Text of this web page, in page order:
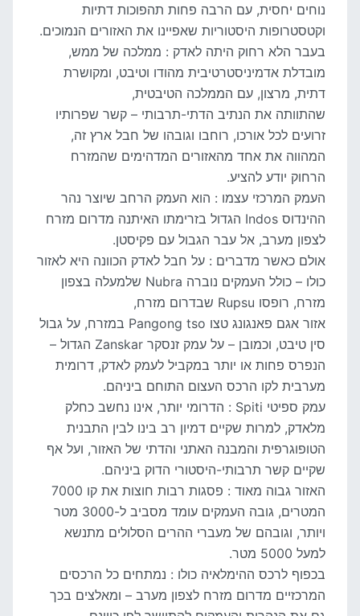
נוחים יחסית, עם הרבה פחות תהפוכות דתיות
וקטסטרופות היסטוריות שאפיינו את האזורים הנמוכים.
בעבר הלא רחוק היתה לאדק : ממלכה של ממש,
מובדלת אדמיניסטרטיבית מהודו וטיבט, ומקושרת
דתית, מרצון, עם הממלכה הטיבטית,
שהתוותה את הנתיב הדתי-תרבותי – קשר שפרותיו
זרועים לכל אורכו, רוחבו וגובהו של חבל ארץ זה,
המהווה את אחד מהאזורים המדהימים שהמזרח
הרחוק יודע להציע.
העמק המרכזי עצמו : הוא העמק הרחב שיוצר נהר
ההינדוס Indos הגדול בזרימתו האיתנה מדרום מזרח
לצפון מערב, אל עבר הגבול עם פקיסטן.
אולם כאשר מדברים : על חבל לאדק הכוונה היא לאזור
כולו – כולל העמקים נוברה Nubra שלמעלה בצפון
מזרח, רופסו Rupsu שבדרום מזרח,
אזור אגם פאנגונג טצו Pangong tso במזרח, על גבול
סין טיבט, וכמובן – על עמק זנסקר Zanskar הגדול –
הנפרס פחות או יותר במקביל לעמק לאדק, דרומית
מערבית לקו הרכס העצום התוחם ביניהם.
עמק ספיטי Spiti : הדרומי יותר, אינו נחשב כחלק
מלאדק, למרות שקיים דמיון רב בינו לבין התבנית
הטופוגרפית והמבנה האתני והדתי של האזור, ועל אף
שקיים קשר תרבותי-היסטורי הדוק ביניהם.
האזור גבוה מאוד : פסגות רבות חוצות את קו 7000
המטרים, גובה העמקים עומד מסביב ל-3000 מטר
ויותר, וגובהם של מעברי ההרים הסלולים מתנשא
למעל 5000 מטר.
בכפוף לרכס ההימלאיה כולו : נמתחים כל הרכסים
המרכזיים מדרום מזרח לצפון מערב – ומאלצים בכך